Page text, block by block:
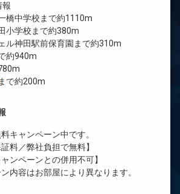
報
橋中学校まで約1110m
小学校まで約380m
ル神田駅前保育園まで約310m
約940m
まで約200m
キャンペーン中です。
料／弊社負担で無料】
ンペーンとの併用不可】
内容はお部屋により異なります。